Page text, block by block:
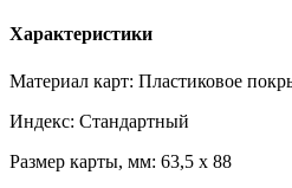
Характеристики
Материал карт: Пластиковое
Индекс: Стандартный
Размер карты, мм: 63,5 x 88